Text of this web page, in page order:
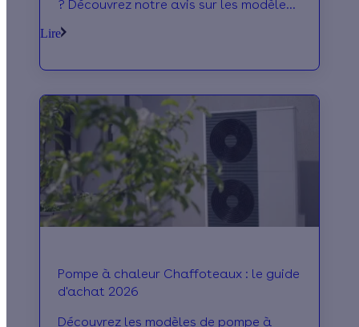
? Découvrez notre avis sur les modèles
Lire
Pompe à chaleur Chaffoteaux : le guide
d'achat 2026
Découvrez les modèles de pompe à